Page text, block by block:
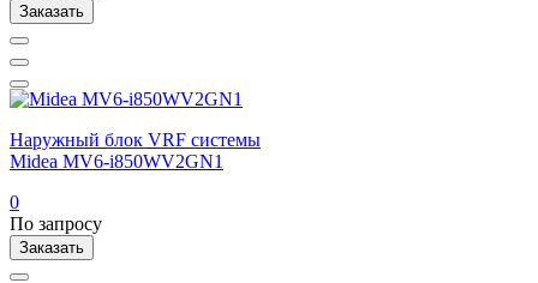
Заказать
Наружный блок VRF системы
Midea MV6-i850WV2GN1
0
По запросу
Заказать